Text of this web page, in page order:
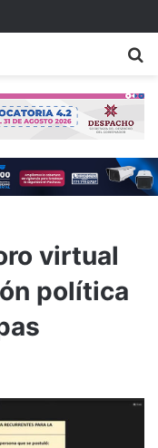
virtual
política